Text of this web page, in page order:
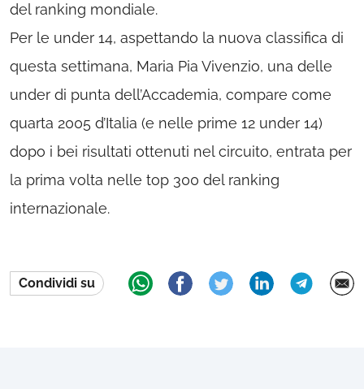
del ranking mondiale.
Per le under 14, aspettando la nuova classifica di
questa settimana, Maria Pia Vivenzio, una delle
under di punta dell’Accademia, compare come
quarta 2005 d’Italia (e nelle prime 12 under 14)
dopo i bei risultati ottenuti nel circuito, entrata per
la prima volta nelle top 300 del ranking
internazionale.
Condividi su